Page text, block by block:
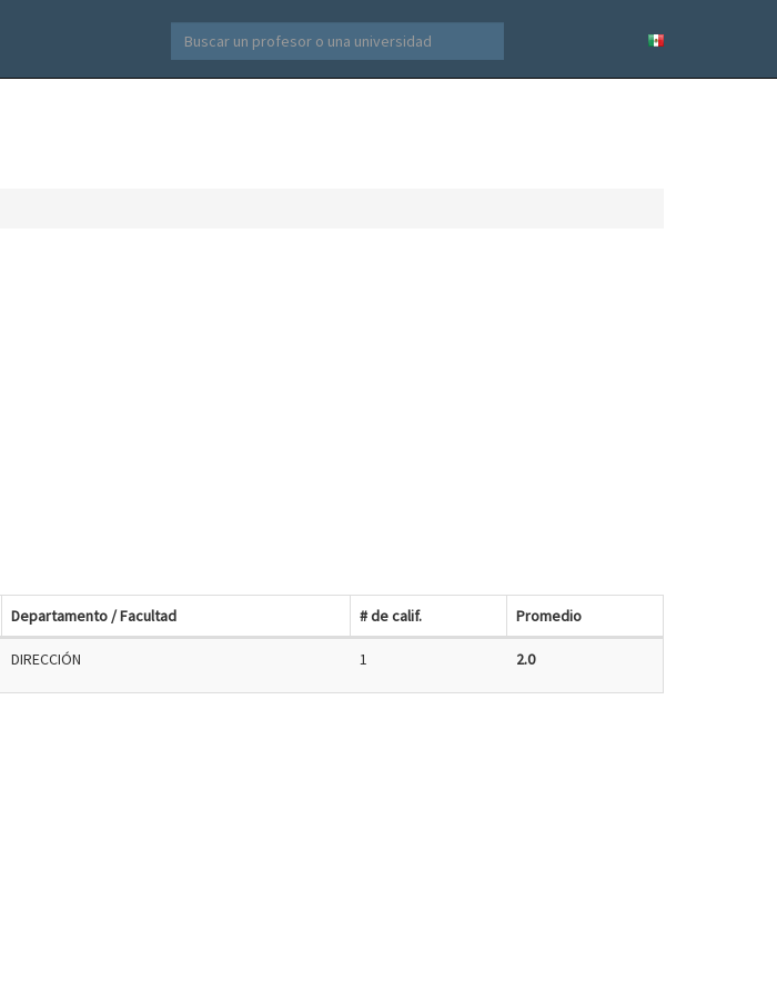
Departamento / Facultad # de calif. Promedio
DIRECCIÓN 1 2.0